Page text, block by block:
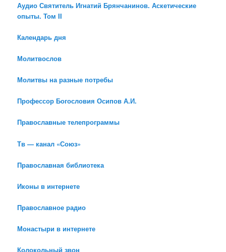
Аудио Святитель Игнатий Брянчанинов. Аскетические
опыты. Том II
Календарь дня
Молитвослов
Молитвы на разные потребы
Профессор Богословия Осипов А.И.
Православные телепрограммы
Тв — канал «Союз»
Православная библиотека
Иконы в интернете
Православное радио
Монастыри в интернете
Колокольный звон